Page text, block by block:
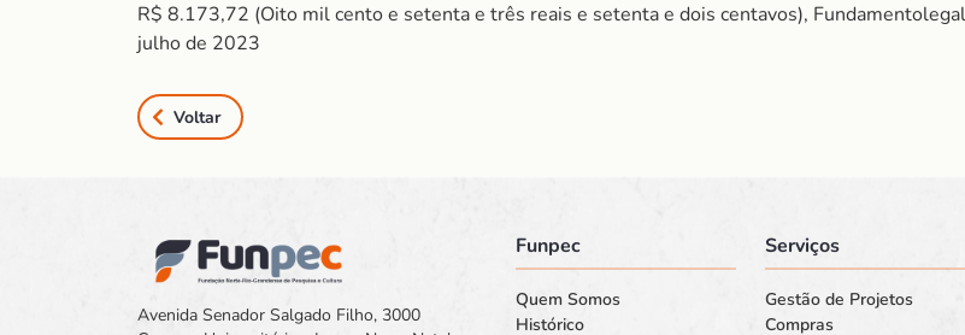
R$ 8.173,72 (Oito mil cento e setenta e três reais e setenta e dois centavos),
julho de 2023
Voltar
Avenida Senador Salgado Filho, 3000
Funpec
Quem Somos
Histórico
Serviços
Gestão de Projetos
Compras